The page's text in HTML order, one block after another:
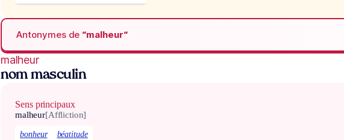
Antonymes de “malheur“
malheur
nom masculin
Sens principaux
malheur[Affliction]
bonheur béatitude